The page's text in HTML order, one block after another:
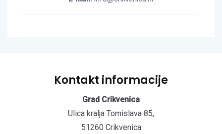
Kontakt informacije
Grad Crikvenica
Ulica kralja Tomislava 85,
51260 Crikvenica